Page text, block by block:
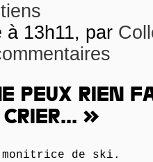
à 13h11, par
PEUX RIEN
CRIER... »
de ski.